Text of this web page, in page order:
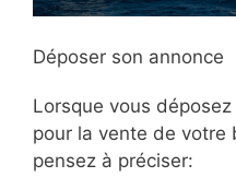
Déposer son annonce
Lorsque vous
pour la vente de votre
pensez à préciser: